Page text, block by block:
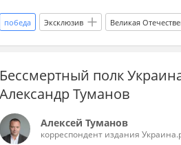
победа Эксклюзив Великая
80 лет Победы
Бессмертный полк
Александр Туманов
Алексей Туманов
корреспондент издания